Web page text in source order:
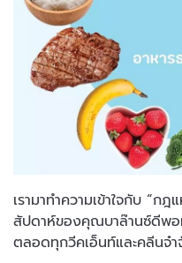
เรามาทำความเข้าใจกับ “ก
สัปดาห์ของคุณบาล๊านซ์ดีพอ
ตลอดทุกวีคเอ็นท์และคลีนจ๋